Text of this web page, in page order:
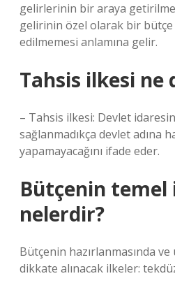
gelirlerinin bir araya
gelirinin özel olarak bir bütçe
edilmemesi anlamına gelir.
Tahsis ilkesi ne
– Tahsis ilkesi: Devlet
sağlanmadıkça devlet adına
yapamayacağını ifade eder.
Bütçenin temel
nelerdir?
Bütçenin hazırlanmasında
dikkate alınacak ilkeler: